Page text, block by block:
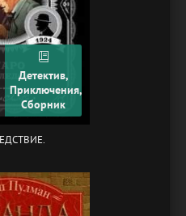
Детектив,
Приключения,
Сборник